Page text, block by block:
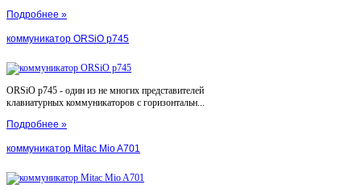
Подробнее »
коммуникатор ORSiO p745
ORSiO p745 - один из не многих представителей
клавиатурных коммуникаторов с горизонтальн...
Подробнее »
коммуникатор Mitac Mio A701